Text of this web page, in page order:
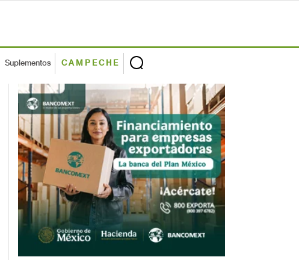
Suplementos CAMPECHE